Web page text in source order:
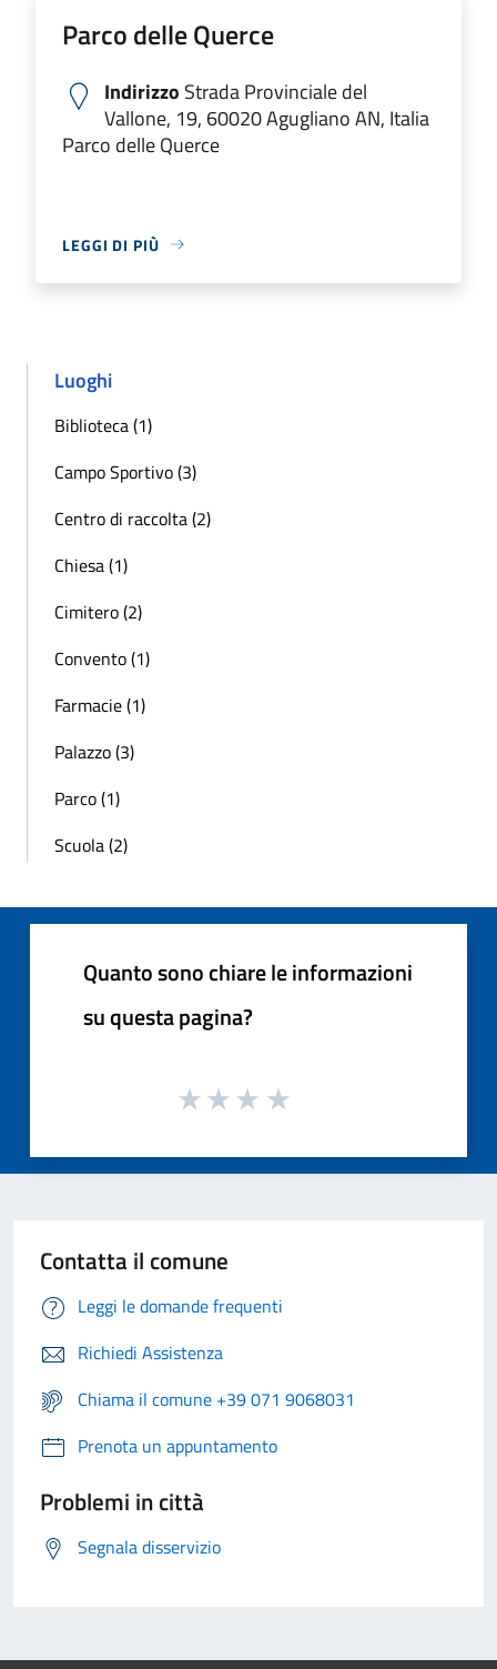
Parco delle Querce
Indirizzo Strada Provinciale del
Vallone, 19, 60020 Agugliano AN, Italia
Parco delle Querce
LEGGI DI PIÙ
Luoghi
Biblioteca (1)
Campo Sportivo (3)
Centro di raccolta (2)
Chiesa (1)
Cimitero (2)
Convento (1)
Farmacie (1)
Palazzo (3)
Parco (1)
Scuola (2)
Quanto sono chiare le informazioni
su questa pagina?
Contatta il comune
Leggi le domande frequenti
Richiedi Assistenza
Chiama il comune +39 071 9068031
Prenota un appuntamento
Problemi in città
Segnala disservizio